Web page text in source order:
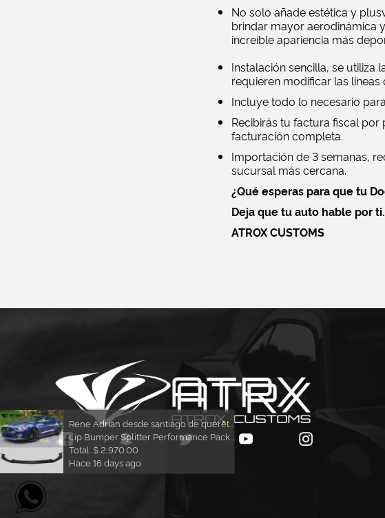
No solo añade estética y
brindar mayor aerodinámica
increíble apariencia más
Instalación sencilla, se utiliza
requieren modificar las
Incluye todo lo necesario
Recibirás tu factura fiscal
facturación completa.
Importación de 3 semanas,
sucursal más cercana.
¿Qué esperas para que tu
Deja que tu auto hable por ti.
ATROX CUSTOMS
Total: $ 2,970.00
Hace 16 days ago
×